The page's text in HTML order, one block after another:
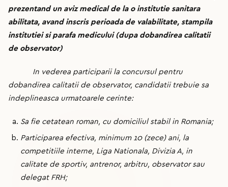
prezentand un aviz medical de la o institutie sanitara
abilitata, avand inscris perioada de valabilitate, stampila
institutiei si parafa medicului (dupa dobandirea calitatii
de observator)
In vederea participarii la concursul pentru
dobandirea calitatii de observator, candidatii trebuie sa
indeplineasca urmatoarele cerinte:
Sa fie cetatean roman, cu domiciliul stabil in Romania;
Participarea efectiva, minimum 10 (zece) ani, la
competitiile interne, Liga Nationala, Divizia A, in
calitate de sportiv, antrenor, arbitru, observator sau
delegat FRH;